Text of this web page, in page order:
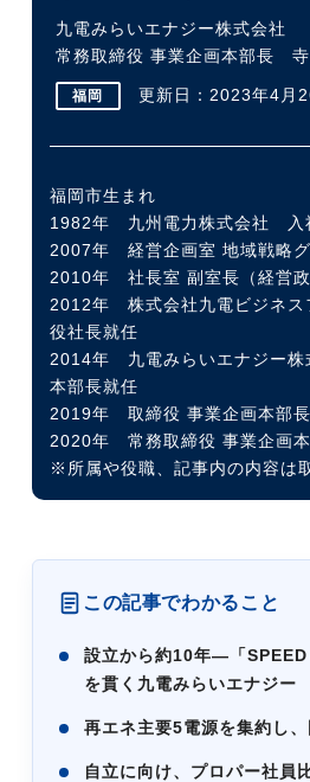
中長期で転職をお考え
九電みらいエナジー株式会社
常務取締役 事業企画本部長
福岡 更新日：2023年4月
福岡市生まれ
1982年 九州電力株式会社 入
2007年 経営企画室 地域戦略
2010年 社長室 副室長（経営
2012年 株式会社九電ビジネ
役社長就任
2014年 九電みらいエナジー
本部長就任
2019年 取締役 事業企画本部
2020年 常務取締役 事業企画
※所属や役職、記事内の内容は
この記事でわかること
設立から約10年―「SPEED
を貫く九電みらいエナジー
再エネ主要5電源を集約し
自立に向け、プロパー社員